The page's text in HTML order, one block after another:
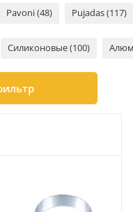
Pavoni (48) Pujadas (117)
Силиконовые (100)